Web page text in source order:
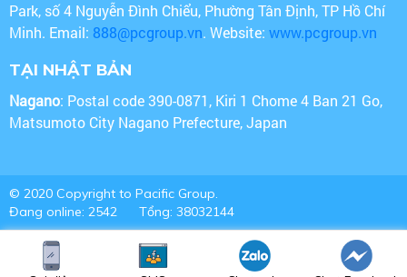
Park, số 4 Nguyễn Đình Chiểu, Phường Tân Định, TP Hồ Chí
Minh. Email: 888@pcgroup.vn. Website: www.pcgroup.vn
TẠI NHẬT BẢN
Nagano: Postal code 390-0871, Kiri 1 Chome 4 Ban 21 Go,
Matsumoto City Nagano Prefecture, Japan
© 2020 Copyright to Pacific Group.
Đang online: 2542
Tổng: 38032144